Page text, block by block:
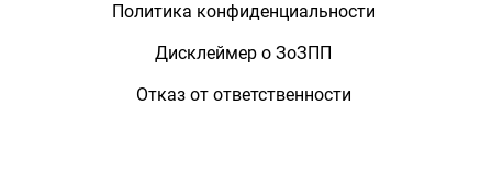
Политика конфиденциальности
Дисклеймер о ЗоЗПП
Отказ от ответственности